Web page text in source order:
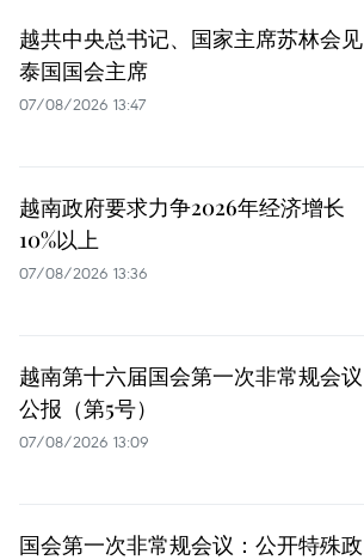
越共中央总书记、国家主席苏林会见
泰国国会主席
07/08/2026 13:47
越南政府要求力争2026年经济增长
10%以上
07/08/2026 13:36
越南第十六届国会第一次非常规会议
公报（第5号）
07/08/2026 13:09
国会第一次非常规会议：公开特殊政